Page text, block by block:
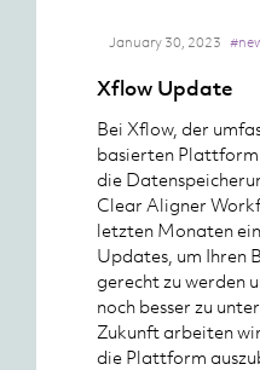
January 30, 2023
Xflow Update
Bei Xflow, der
basierten
die
Clear Aligner
letzten Monaten
Updates, um Ihren
gerecht zu werden
noch besser zu
Zukunft arbeiten
die Plattform